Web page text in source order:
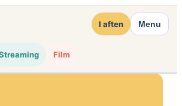
I aften Menu
Film